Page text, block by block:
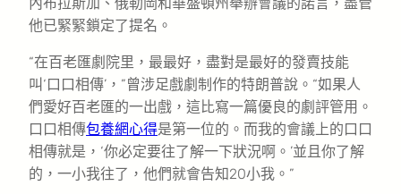
他已緊緊鎖定了提名。
“在百老匯劇院里，最最好，盡對是最好的發賣技能
叫‘口口相傳’，”曾涉足戲劇制作的特朗普說。“如果人
們愛好百老匯的一出戲，這比寫一篇優良的劇評管用。
口口相傳包養網心得是第一位的。而我的會議上的口口
相傳就是，‘你必定要往了解一下狀況啊。’並且你了解
的，一小我往了，他們就會告知20小我。”